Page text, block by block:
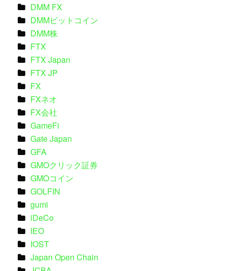
DMM FX
DMMビットコイン
DMM株
FTX
FTX Japan
FTX JP
FX
FXネオ
FX会社
GameFi
Gate Japan
GFA
GMOクリック証券
GMOコイン
GOLFIN
gumi
iDeCo
IEO
IOST
Japan Open Chain